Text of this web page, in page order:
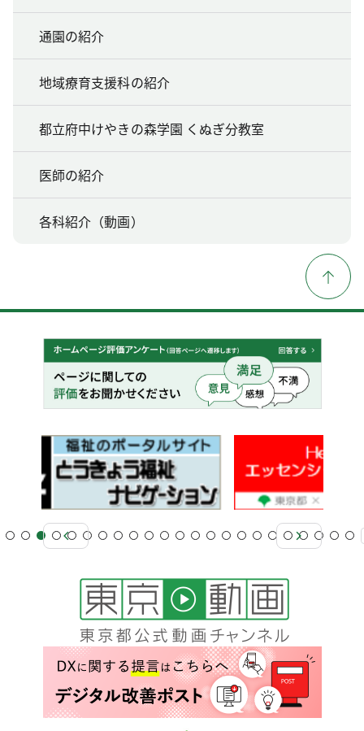
通園の紹介
地域療育支援科の紹介
都立府中けやきの森学園 くぬぎ分教室
医師の紹介
各科紹介（動画）